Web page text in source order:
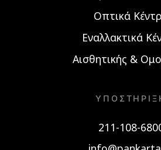
Οπτικά
Εναλλακτικά
Αισθητικής &
211-108-